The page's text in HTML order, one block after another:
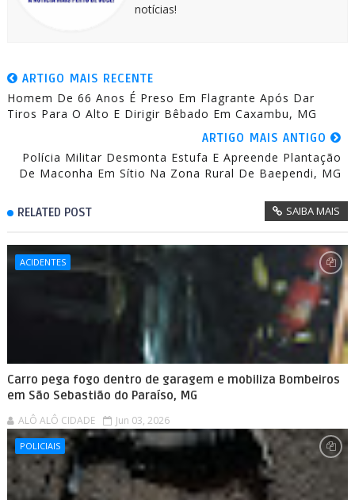
notícias!
ARTIGO MAIS RECENTE
Homem De 66 Anos É Preso Em Flagrante Após Dar
Tiros Para O Alto E Dirigir Bêbado Em Caxambu, MG
ARTIGO MAIS ANTIGO
Polícia Militar Desmonta Estufa E Apreende Plantação
De Maconha Em Sítio Na Zona Rural De Baependi, MG
RELATED POST SAIBA MAIS
ACIDENTES
Carro pega fogo dentro de garagem e mobiliza Bombeiros
em São Sebastião do Paraíso, MG
ALÔ ALÔ CIDADE Jun 03, 2026
POLICIAIS